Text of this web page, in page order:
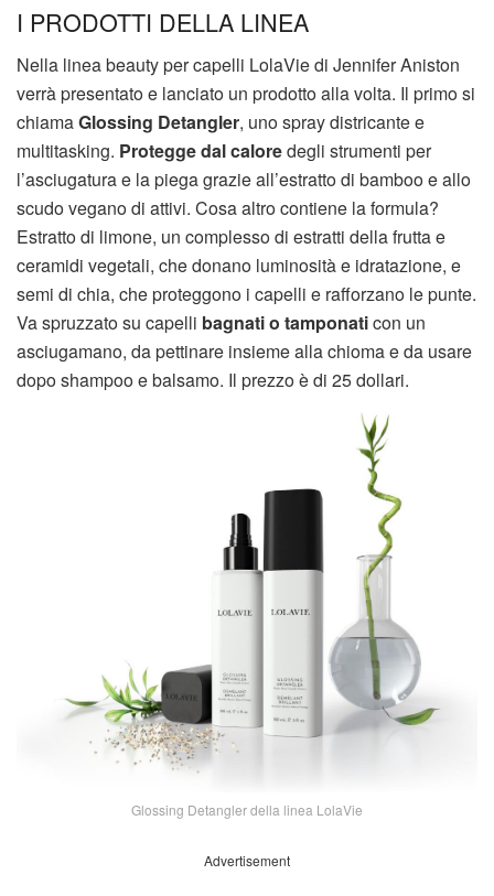
I PRODOTTI DELLA LINEA
Nella linea beauty per capelli LolaVie di Jennifer Aniston
verrà presentato e lanciato un prodotto alla volta. Il primo si
chiamaGlossing Detangler, uno spray districante e
multitasking. Protegge dal caloredegli strumenti per
l’asciugatura e la piega grazie all’estratto di bamboo e allo
scudo vegano di attivi. Cosa altro contiene la formula?
Estratto di limone, un complesso di estratti della frutta e
ceramidi vegetali, che donano luminosità e idratazione, e
semi di chia, che proteggono i capelli e rafforzano le punte.
Va spruzzato su capelli bagnati o tamponaticon un
asciugamano, da pettinare insieme alla chioma e da usare
dopo shampoo e balsamo. Il prezzo è di 25 dollari.
Glossing Detangler della linea LolaVie
Advertisement